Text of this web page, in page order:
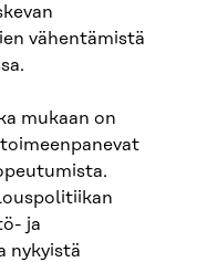
vähentämistä
mukaan on
ja
nykyistä